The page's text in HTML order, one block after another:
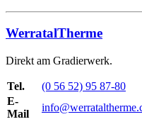
WerratalTherme
Direkt am Gradierwerk.
Tel.
(0 56 52) 95 87-80
E-
Mail